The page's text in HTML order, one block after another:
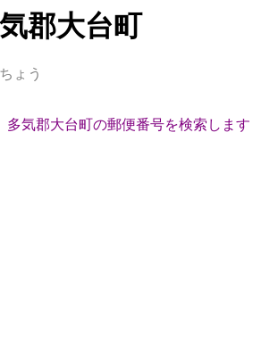
郡大台町
ょう
多気郡大台町の郵便番号を検索します